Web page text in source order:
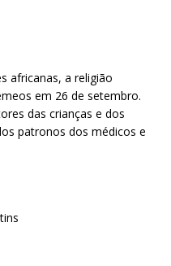
africanas, a religião
em 26 de setembro.
das crianças e dos
patronos dos médicos e